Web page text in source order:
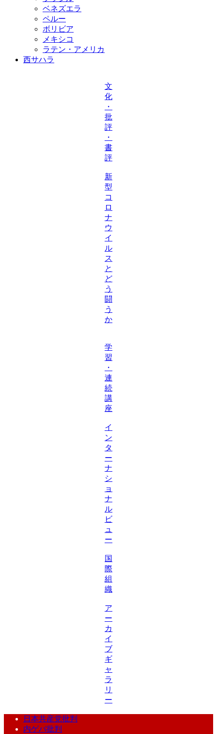
ベネズエラ
ペルー
ボリビア
メキシコ
ラテン・アメリカ
西サハラ
文
化
・
批
評
・
書
評
新
型
コ
ロ
ナ
ウ
イ
ル
ス
と
ど
う
闘
う
か
学
習
・
連
続
講
座
イ
ン
タ
ー
ナ
シ
ョ
ナ
ル
ビ
ュ
ー
国
際
組
織
ア
ー
カ
イ
ブ
ギ
ャ
ラ
リ
ー
日本共産党批判
内ゲバ批判